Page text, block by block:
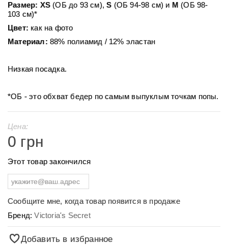
Размер: ХS (ОБ до 93 см),S (ОБ 94-98 см) и М (ОБ 98-
103 см)*
Цвет: как на фото
Материал: 88% полиамид / 12% эластан
Низкая посадка.
*ОБ - это обхват бедер по самым выпуклым точкам попы.
Цена:
0 грн
Этот товар закончился
Сообщите мне, когда товар появится в продаже
Бренд:Victoria's Secret
Добавить в избранное